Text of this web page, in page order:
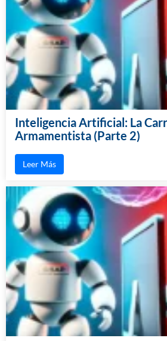
Inteligencia Artificial: La
Armamentista (Parte 2)
Leer Más